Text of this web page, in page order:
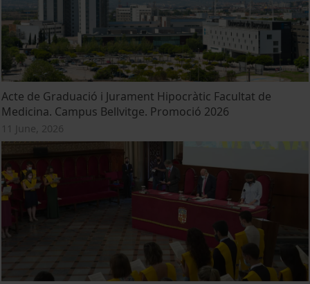
Acte de Graduació i Jurament Hipocràtic Facultat de
Medicina. Campus Bellvitge. Promoció 2026
11 June, 2026